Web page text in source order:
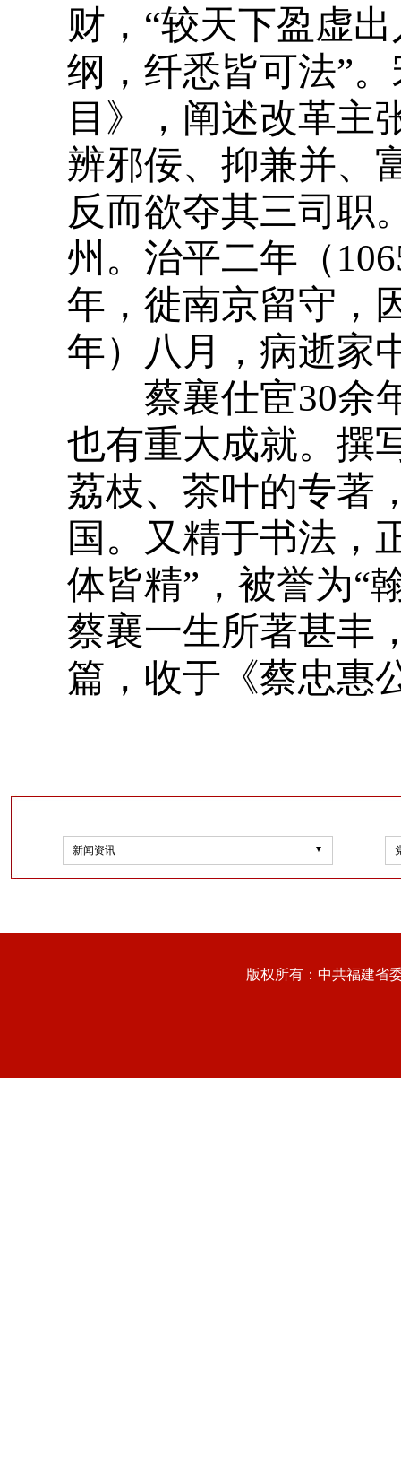
财，“较天下盈虚
纲，纤悉皆可法”
目》，阐述改革主
辨邪佞、抑兼并、
反而欲夺其三司职
州。治平二年（
年，徙南京留守，
年）八月，病逝家
蔡襄仕宦30余年
也有重大成就。撰
荔枝、茶叶的专著
国。又精于书法，
体皆精”，被誉为“
蔡襄一生所著甚丰
篇，收于《蔡忠惠
新闻资讯
版权所有：中共福建省